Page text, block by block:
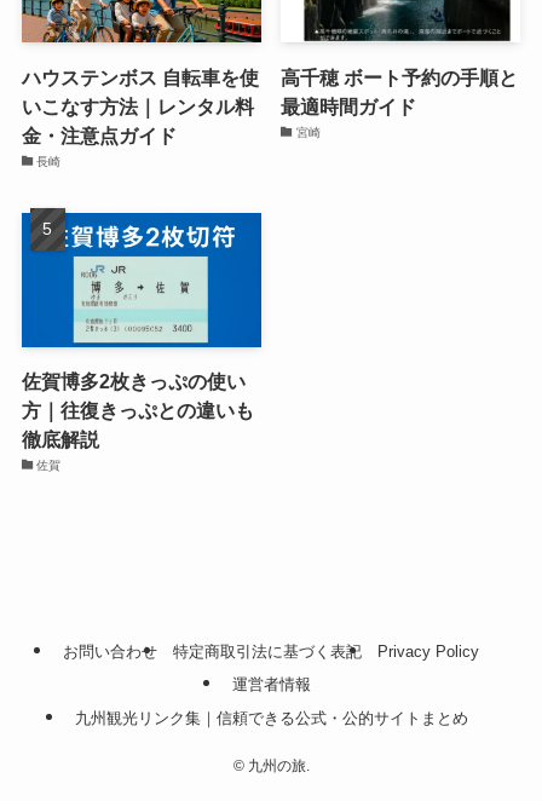
ハウステンボス 自転車を使
いこなす方法｜レンタル料
金・注意点ガイド
長崎
高千穂 ボート予約の手順と
最適時間ガイド
宮崎
佐賀博多2枚きっぷの使い
方｜往復きっぷとの違いも
徹底解説
佐賀
お問い合わせ 特定商取引法に基づく表記
Privacy Policy
運営者情報
九州観光リンク集｜信頼できる公式・公的サイトまとめ
©九州の旅.